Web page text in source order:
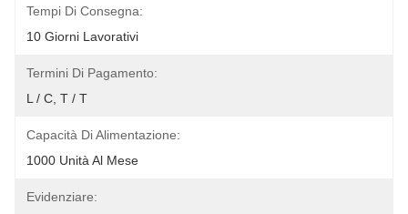
Tempi Di Consegna:
10 Giorni Lavorativi
Termini Di Pagamento:
L / C, T / T
Capacità Di Alimentazione:
1000 Unità Al Mese
Evidenziare: